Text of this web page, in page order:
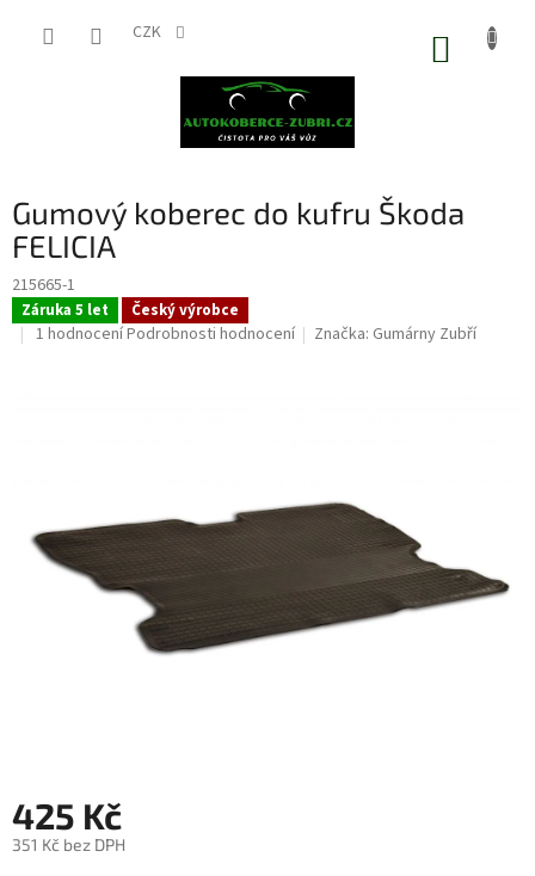
CZK
Gumový koberec do kufru Škoda
FELICIA
215665-1
Záruka 5 let Český výrobce
Průměrné
1 hodnoceníPodrobnosti hodnocení Značka: Gumárny Zubří
425 Kč
351 Kč bez DPH